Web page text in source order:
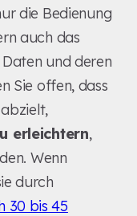
die Bedienung
auch das
und deren
Sie offen, dass
erleichtern,
Wenn
durch
30 bis 45